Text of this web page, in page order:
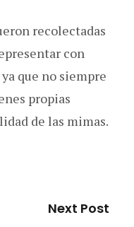
recolectadas
con
que no siempre
propias
de las mimas.
Next Post